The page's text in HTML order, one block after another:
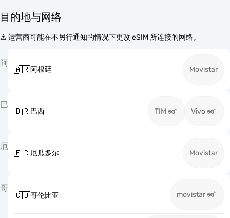
目的地与网络
⚠️ 运营商可能在不另行通知的情况下更改 eSIM 所连接的网络。
阿
🇦🇷阿根廷 Movistar
巴
🇧🇷巴西 TIM Vivo
厄
🇪🇨厄瓜多尔 Movistar
哥
🇨🇴哥伦比亚 movistar